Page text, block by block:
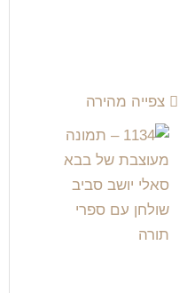
צפייה מהירה